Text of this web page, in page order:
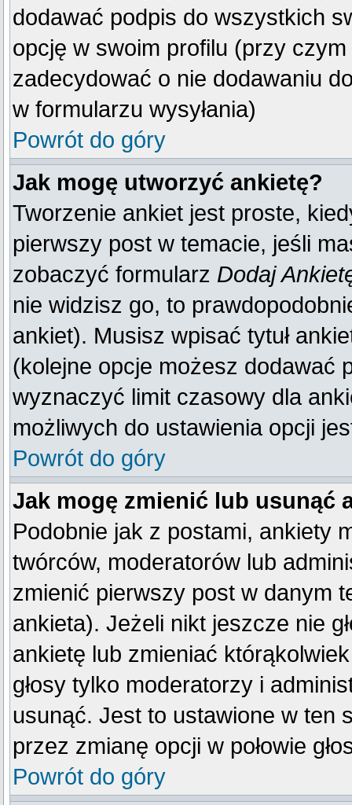
dodawać podpis do wszystkich
opcję w swoim profilu (przy
zadecydować o nie dodawaniu
w formularzu wysyłania)
Powrót do góry
Jak mogę utworzyć ankietę?
Tworzenie ankiet jest proste,
pierwszy post w temacie, jeśli
zobaczyć formularz Dodaj
nie widzisz go, to
ankiet). Musisz wpisać tytuł
(kolejne opcje możesz dodawać
wyznaczyć limit czasowy dla
możliwych do ustawienia opcji
Powrót do góry
Jak mogę zmienić lub usunąć
Podobnie jak z postami, ankiety
twórców, moderatorów lub
zmienić pierwszy post w danym
ankieta). Jeżeli nikt jeszcze nie
ankietę lub zmieniać
głosy tylko moderatorzy i
usunąć. Jest to ustawione w ten
przez zmianę opcji w połowie
Powrót do góry